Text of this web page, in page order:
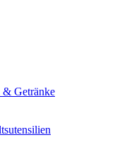
& Getränke